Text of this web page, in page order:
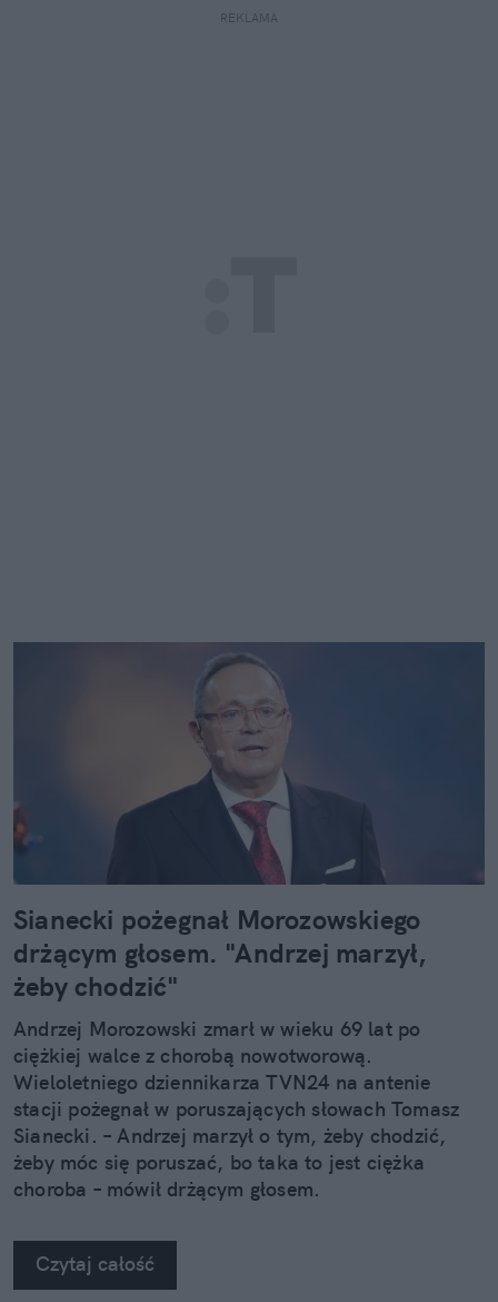
REKLAMA
Sianecki pożegnał Morozowskiego
drżącym głosem. "Andrzej marzył,
żeby chodzić"
Andrzej Morozowski zmarł w wieku 69 lat po
ciężkiej walce z chorobą nowotworową.
Wieloletniego dziennikarza TVN24 na antenie
stacji pożegnał w poruszających słowach Tomasz
Sianecki. – Andrzej marzył o tym, żeby chodzić,
żeby móc się poruszać, bo taka to jest ciężka
choroba – mówił drżącym głosem.
Czytaj całość